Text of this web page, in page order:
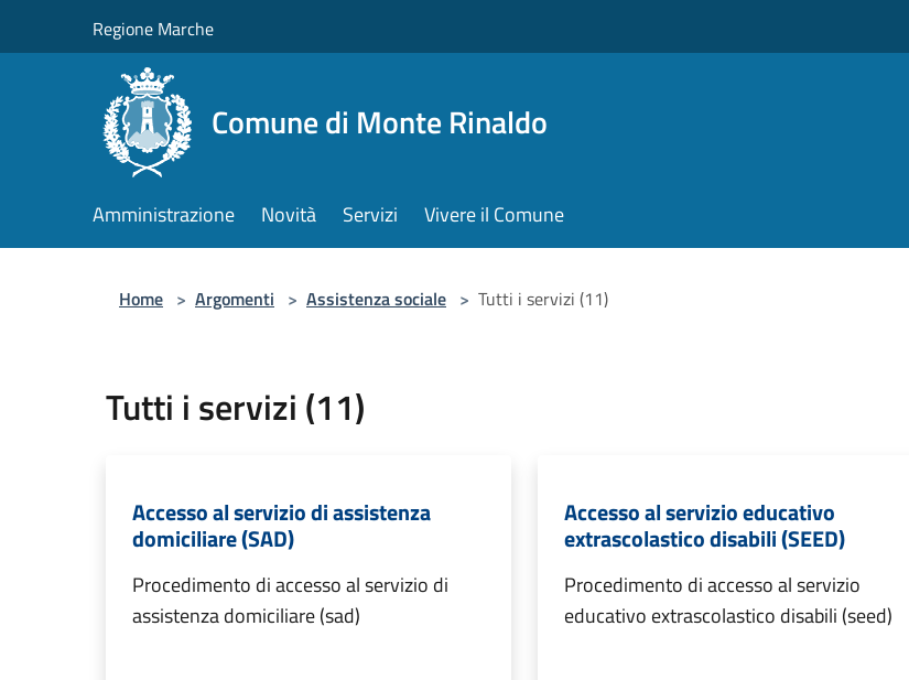
Regione Marche
Comune di Monte Rinaldo
Amministrazione Novità Servizi Vivere il Comune
Home > Argomenti > Assistenza sociale > Tutti i servizi (11)
Tutti i servizi (11)
Accesso al servizio di assistenza
domiciliare (SAD)
Procedimento di accesso al servizio di
assistenza domiciliare (sad)
Accesso al servizio educativo
extrascolastico disabili (SEED)
Procedimento di accesso al servizio
educativo extrascolastico disabili (seed)